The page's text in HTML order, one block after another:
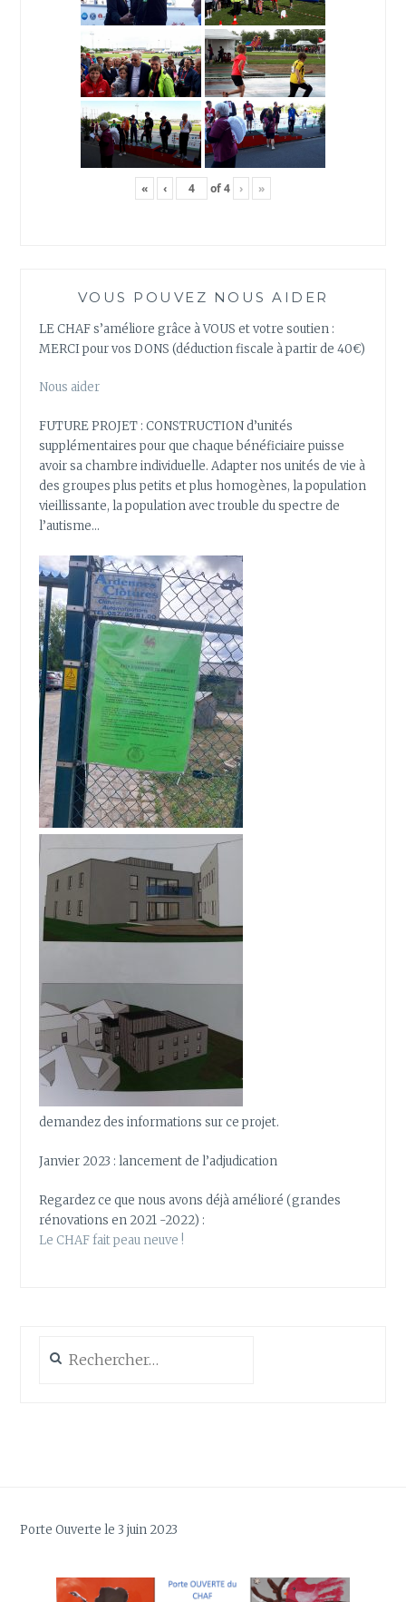
« ‹ of4 › »
VOUS POUVEZ NOUS AIDER
LE CHAF s’améliore grâce à VOUS et votre soutien :
MERCI pour vos DONS (déduction fiscale à partir de 40€)
Nous aider
FUTURE PROJET : CONSTRUCTION d’unités
supplémentaires pour que chaque bénéficiaire puisse
avoir sa chambre individuelle. Adapter nos unités de vie à
des groupes plus petits et plus homogènes, la population
vieillissante, la population avec trouble du spectre de
l’autisme…
demandez des informations sur ce projet.
Janvier 2023 : lancement de l’adjudication
Regardez ce que nous avons déjà amélioré (grandes
rénovations en 2021 -2022) :
Le CHAF fait peau neuve !
Porte Ouverte le 3 juin 2023